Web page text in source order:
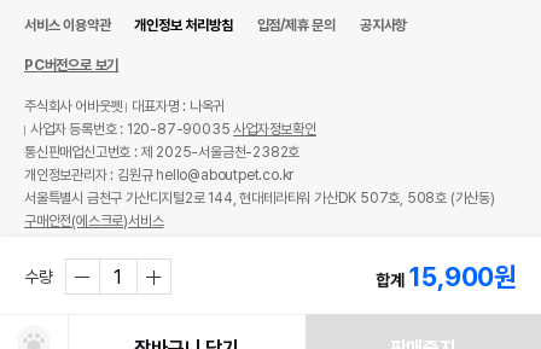
수량 합계 15,900원
서비스 이용약관 개인정보 처리방침 입점/제휴 문의 공지사항
PC버전으로 보기
주식회사 어바웃펫
대표자명 : 나옥귀
사업자 등록번호 : 120-87-90035사업자정보확인
통신판매업신고번호 : 제 2025-서울금천-2382호
개인정보관리자 : 김원규 hello@aboutpet.co.kr
서울특별시 금천구 가산디지털2로 144, 현대테라타워 가산DK 507호, 508호 (가산동)
구매안전(에스크로)서비스